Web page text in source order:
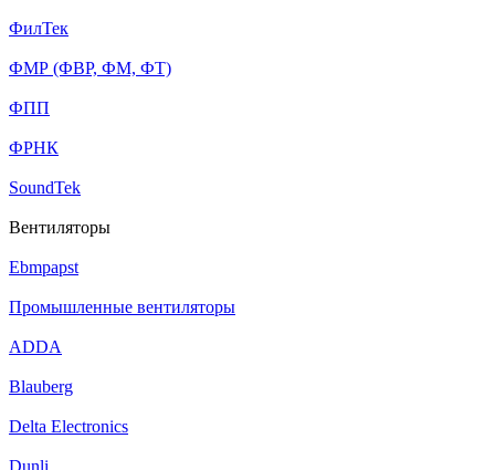
ФилТек
ФМР (ФВР, ФМ, ФТ)
ФПП
ФРНК
SoundTek
Вентиляторы
Ebmpapst
Промышленные вентиляторы
ADDA
Blauberg
Delta Electronics
Dunli